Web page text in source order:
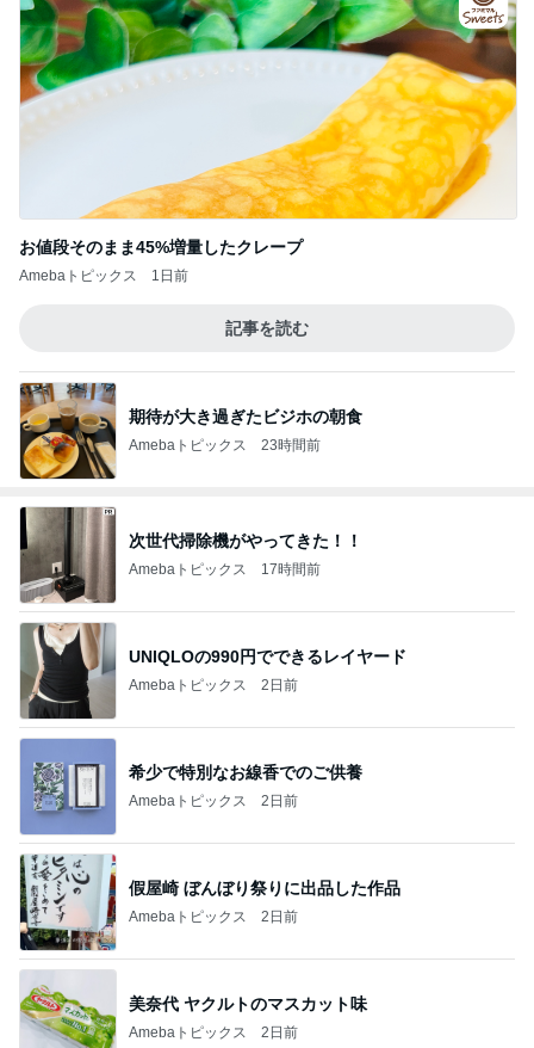
お値段そのまま45%増量したクレープ
Amebaトピックス 1日前
記事を読む
期待が大き過ぎたビジホの朝食
Amebaトピックス 23時間前
次世代掃除機がやってきた！！
Amebaトピックス 17時間前
UNIQLOの990円でできるレイヤード
Amebaトピックス 2日前
希少で特別なお線香でのご供養
Amebaトピックス 2日前
假屋崎 ぼんぼり祭りに出品した作品
Amebaトピックス 2日前
美奈代 ヤクルトのマスカット味
Amebaトピックス 2日前